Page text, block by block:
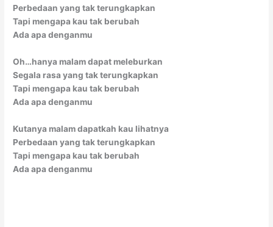
Perbedaan yang tak terungkapkan
Tapi mengapa kau tak berubah
Ada apa denganmu
Oh…hanya malam dapat meleburkan
Segala rasa yang tak terungkapkan
Tapi mengapa kau tak berubah
Ada apa denganmu
Kutanya malam dapatkah kau lihatnya
Perbedaan yang tak terungkapkan
Tapi mengapa kau tak berubah
Ada apa denganmu